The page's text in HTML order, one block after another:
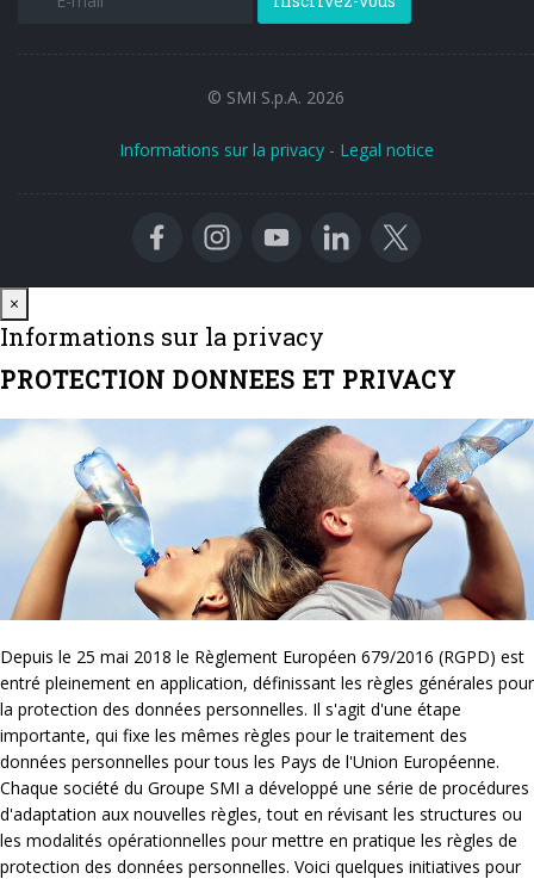
© SMI S.p.A. 2026
Informations sur la privacy- Legal notice
×
Informations sur la privacy
PROTECTION DONNEES ET PRIVACY
Depuis le 25 mai 2018 le Règlement Européen 679/2016 (RGPD) est
entré pleinement en application, définissant les règles générales pour
la protection des données personnelles. Il s'agit d'une étape
importante, qui fixe les mêmes règles pour le traitement des
données personnelles pour tous les Pays de l'Union Européenne.
Chaque société du Groupe SMI a développé une série de procédures
d'adaptation aux nouvelles règles, tout en révisant les structures ou
les modalités opérationnelles pour mettre en pratique les règles de
protection des données personnelles. Voici quelques initiatives pour